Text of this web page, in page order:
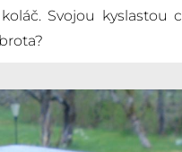
Svojou kyslastou